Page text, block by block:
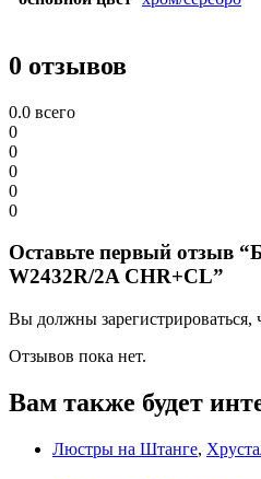
0 отзывов
0.0 всего
0
0
0
0
0
Оставьте первый отзыв
W2432R/2A CHR+CL”
Вы должны зарегистрироваться,
Отзывов пока нет.
Вам также будет
Люстры на Штанге,